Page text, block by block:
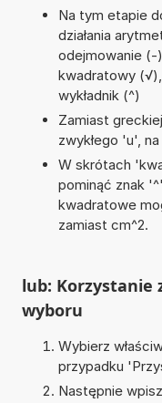
Na tym etapie
działania
odejmowanie (-
kwadratowy
wykładnik (^)
Zamiast
zwykłego 'u',
W skrótach
pominąć znak
kwadratowe
zamiast cm^2.
lub: Korzystanie
wyboru
Wybierz
przypadku '
Następnie